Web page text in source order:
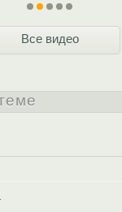
Все видео